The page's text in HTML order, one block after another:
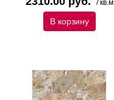
/ кв.м
В корзину